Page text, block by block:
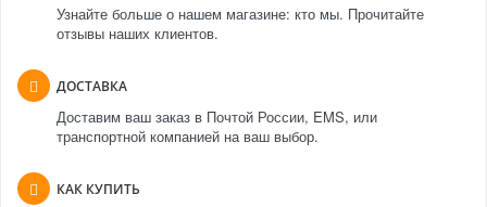
Узнайте больше о нашем магазине: кто мы. Прочитайте
отзывы наших клиентов.
ДОСТАВКА
Доставим ваш заказ в Почтой России, EMS, или
транспортной компанией на ваш выбор.
КАК КУПИТЬ